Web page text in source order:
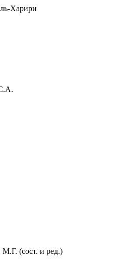
Харири
(сост. и ред.)